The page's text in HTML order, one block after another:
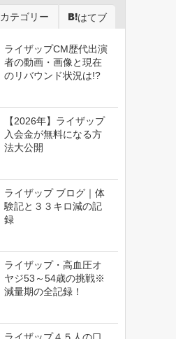
カテゴリー はてブ
ライザップCM歴代出演
者の動画・画像と現在
のリバウンド状況は!?
【2026年】ライザップ
入会金が無料になる方
法大公開
ライザップ ブログ｜体
験記と３３キロ減の記
録
ライザップ・高血圧オ
ヤジ53～54歳の挑戦※
減量期の全記録！
ライザップ４５人の口